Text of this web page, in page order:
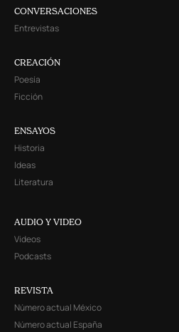
CONVERSACIONES
Entrevistas
CREACIÓN
Poesía
Ficción
ENSAYOS
Historia
Ideas
Literatura
AUDIO Y VIDEO
Videos
Podcasts
REVISTA
Número actual México
Número actual España